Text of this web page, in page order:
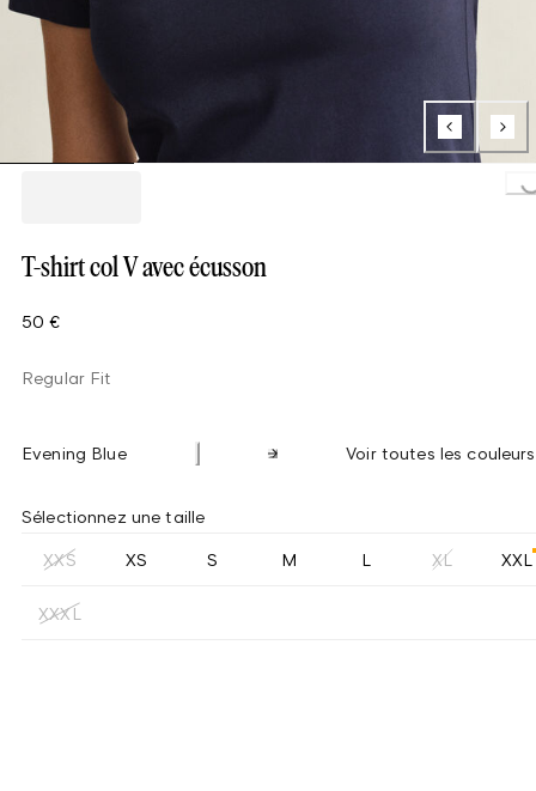
Loading...
T-shirt col V avec écusson
50 €
Regular Fit
Evening Blue Voir toutes les
Sélectionnez une taille
XXS XS S M L XL XXL
XXXL